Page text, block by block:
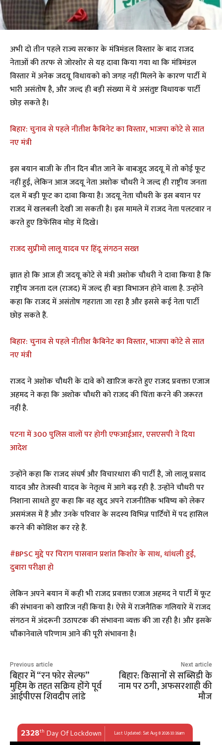
अभी दो तीन पहले राज्य सरकार के मंत्रिमंडल विस्तार के बाद राजद
नेताओं की तरफ से जोरशोर से यह दावा किया गया था कि मंत्रिमंडल
विस्तार में अनेक जदयू विधायको को जगह नहीं मिलने के कारण पार्टी में
भारी असंतोष है, और जल्द ही बड़ी संख्या में ये असंतुष्ट विधायक पार्टी
छोड़ सकते है।
बिहार: चुनाव से पहले नीतीश कैबिनेट का विस्तार, भाजपा कोटे से सात
नए मंत्री
इस बयान बाजी के तीन दिन बीत जाने के वाबजूद जदयू में तो कोई फूट
नहीं हुई, लेकिन आज जदयू नेता अशोक चौधरी ने जल्द ही राष्ट्रीय जनता
दल में बड़ी फूट का दावा किया है। जदयू नेता चौधरी के इस बयान पर
राजद में खलबली देखी जा सकती है। इस मामले में राजद नेता पलटवार न
करते हुए डिफेंसिव मोड़ में दिखे।
राजद सुप्रीमो लालू यादव पर हिंदू संगठन सख्त
ज्ञात हो कि आज ही जदयू कोटे से मंत्री अशोक चौधरी ने दावा किया है कि
राष्ट्रीय जनता दल (राजद) में जल्द ही बड़ा विभाजन होने वाला है. उन्होंने
कहा कि राजद में असंतोष गहराता जा रहा है और इससे कई नेता पार्टी
छोड़ सकते हैं.
बिहार: चुनाव से पहले नीतीश कैबिनेट का विस्तार, भाजपा कोटे से सात
नए मंत्री
राजद ने अशोक चौधरी के दावे को खारिज करते हुए राजद प्रवक्ता एजाज
अहमद ने कहा कि अशोक चौधरी को राजद की चिंता करने की जरूरत
नहीं है.
पटना में 300 पुलिस वालों पर होगी एफआईआर, एसएसपी ने दिया
आदेश
उन्होंने कहा कि राजद संघर्ष और विचारधारा की पार्टी है, जो लालू प्रसाद
यादव और तेजस्वी यादव के नेतृत्व में आगे बढ़ रही है. उन्होंने चौधरी पर
निशाना साधते हुए कहा कि वह खुद अपने राजनीतिक भविष्य को लेकर
असमंजस में हैं और उनके परिवार के सदस्य विभिन्न पार्टियों में पद हासिल
करने की कोशिश कर रहे हैं.
#BPSC मुद्दे पर चिराग पासवान प्रशांत किशोर के साथ, धांधली हुई,
दुबारा परीक्षा हो
लेकिन अपने बयान में कही भी राजद प्रवक्ता एजाज अहमद ने पार्टी में फूट
की संभावना को खारिज नहीं किया है। ऐसे में राजनैतिक गलियारे में राजद
संगठन में अंदरूनी उठापटक की संभावना व्यक्त की जा रही है। और इसके
चौंकानेवाले परिणाम आने की पूरी संभावना है।
Previous article
बिहार में “रन फोर सेल्फ”
मुहिम के तहत सक्रिय होंगे पूर्व
आईपीएस शिवदीप लांडे
Next article
बिहार: किसानों से सब्सिडी के
नाम पर ठगी, अफसरशाही की
मौज